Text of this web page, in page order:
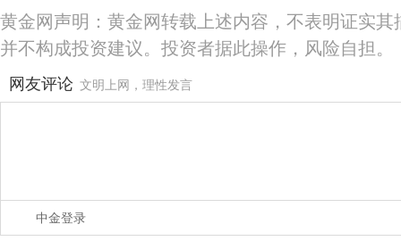
黄金网声明：黄金网转载上述内容，不表明证实
并不构成投资建议。投资者据此操作，风险自担。
网友评论 文明上网，理性发言
中金登录